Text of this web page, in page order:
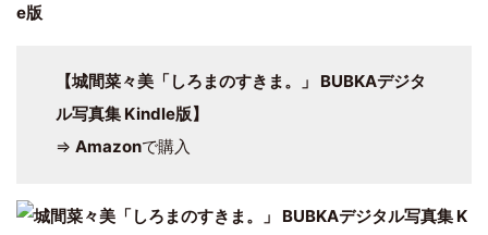
【城間菜々美「しろまのすきま。」 BUBKAデジタ
ル写真集 Kindle版】
⇒ Amazonで購入